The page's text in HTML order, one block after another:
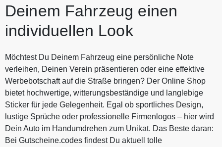
Deinem Fahrzeug einen
individuellen Look
Möchtest Du Deinem Fahrzeug eine persönliche Note
verleihen, Deinen Verein präsentieren oder eine effektive
Werbebotschaft auf die Straße bringen? Der Online Shop
bietet hochwertige, witterungsbeständige und langlebige
Sticker für jede Gelegenheit. Egal ob sportliches Design,
lustige Sprüche oder professionelle Firmenlogos – hier wird
Dein Auto im Handumdrehen zum Unikat. Das Beste daran:
Bei Gutscheine.codes findest Du aktuell tolle